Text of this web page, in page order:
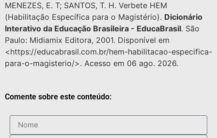
MENEZES, E. T; SANTOS, T. H. Verbete HEM
(Habilitação Específica para o Magistério). Dicionário
Interativo da Educação Brasileira - EducaBrasil. São
Paulo: Midiamix Editora, 2001. Disponível em
<https://educabrasil.com.br/hem-habilitacao-especifica-
para-o-magisterio/>. Acesso em 06 ago. 2026.
Comente sobre este conteúdo: